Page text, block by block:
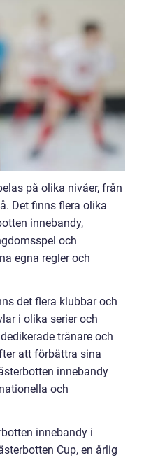
på olika nivåer, från
Det finns flera olika
innebandy,
och
egna regler och
det flera klubbar och
i olika serier och
tränare och
att förbättra sina
innebandy
och
innebandy i
Cup, en årlig